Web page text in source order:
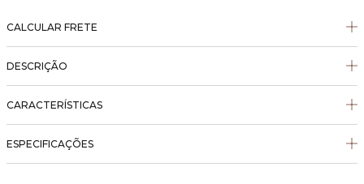
CALCULAR FRETE
DESCRIÇÃO
CARACTERÍSTICAS
ESPECIFICAÇÕES